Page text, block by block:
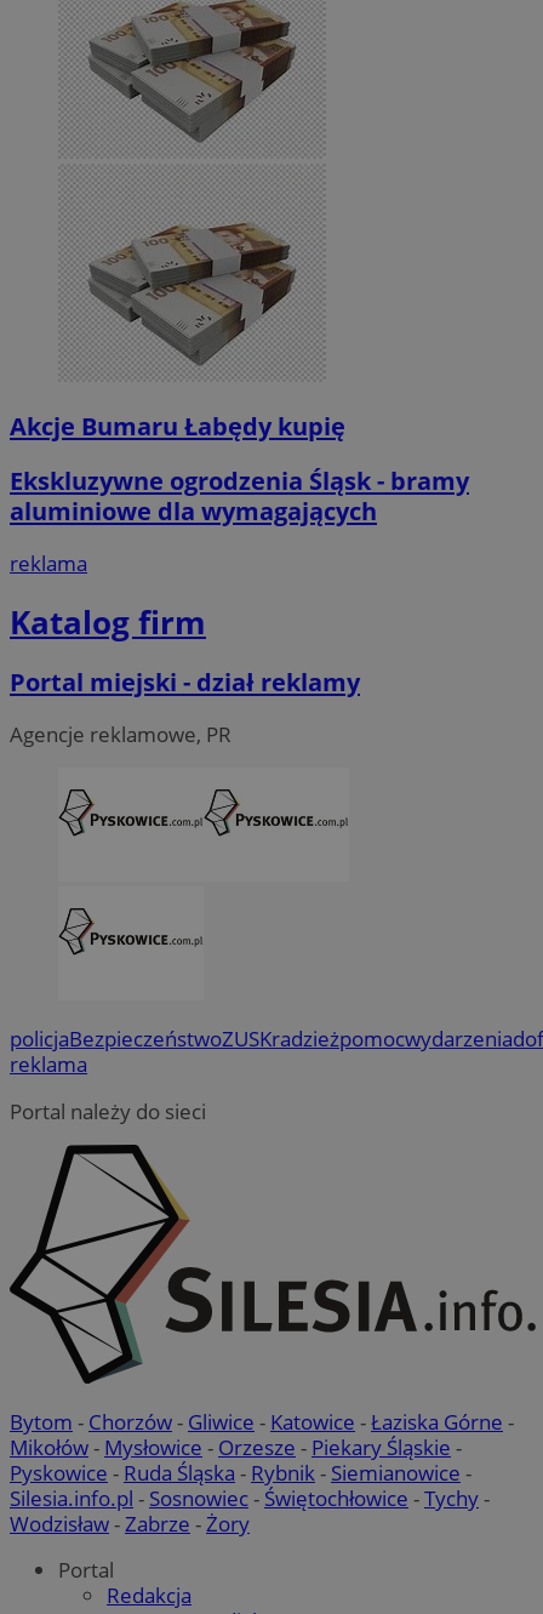
Akcje Bumaru Łabędy kupię
Ekskluzywne ogrodzenia Śląsk - bramy
aluminiowe dla wymagających
reklama
Katalog firm
Portal miejski - dział reklamy
Agencje reklamowe, PR
policjaBezpieczeństwoZUSKradzieżpomocwydarzenia
reklama
Portal należy do sieci
Bytom - Chorzów- Gliwice - Katowice -Łaziska Górne -
Mikołów- Mysłowice - Orzesze - Piekary Śląskie -
Pyskowice - Ruda Śląska - Rybnik- Siemianowice -
Silesia.info.pl - Sosnowiec- Świętochłowice -Tychy-
Wodzisław-Zabrze -Żory
Portal
Redakcja